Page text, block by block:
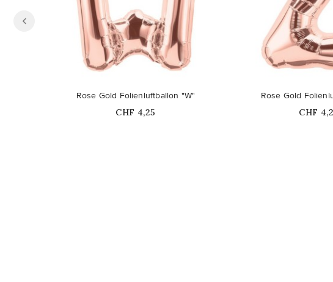
Rose Gold Folienluftballon "W"
Price
CHF 4,25
Rose Gold
Price
CHF